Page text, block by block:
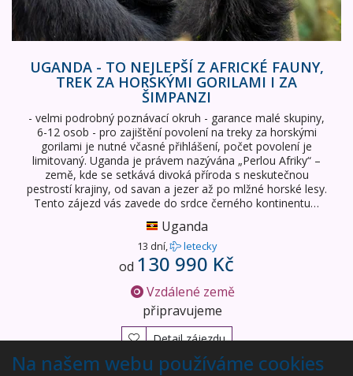
UGANDA - TO NEJLEPŠÍ Z AFRICKÉ FAUNY,
TREK ZA HORSKÝMI GORILAMI I ZA
ŠIMPANZI
- velmi podrobný poznávací okruh - garance malé skupiny,
6-12 osob - pro zajištění povolení na treky za horskými
gorilami je nutné včasné přihlášení, počet povolení je
limitovaný. Uganda je právem nazývána „Perlou Afriky“ –
země, kde se setkává divoká příroda s neskutečnou
pestrostí krajiny, od savan a jezer až po mlžné horské lesy.
Tento zájezd vás zavede do srdce černého kontinentu…
Uganda
13 dní, letecky
od 130 990 Kč
Vzdálené země
připravujeme
Detail zájezdu
Na našem webu používáme cookies